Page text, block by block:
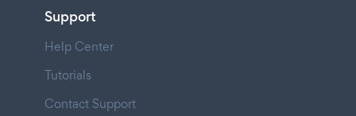
Support
Help Center
Tutorials
Contact Support